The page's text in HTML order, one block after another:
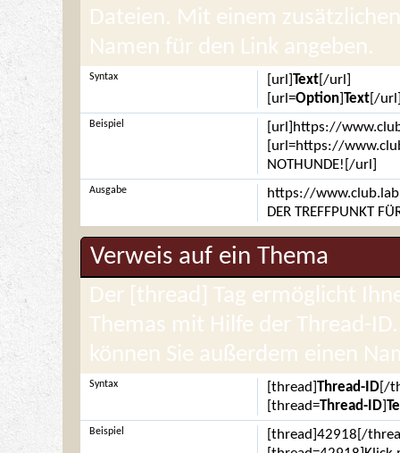
Dateien. Mit einem
Namen für den Link angeben.
[url]Text[/url]
[url=Option]Text[/
Syntax
[url]https://
[url=https://
NOTHUNDE![/url]
Beispiel
https://
DER TREFFPUNKT
Ausgabe
Verweis auf ein Thema
Der [thread] Tag ermöglicht
Themas mit Hilfe der Thread-
können Sie außerdem einen
[thread]Thread-ID[/
[thread=Thread-ID]
Syntax
[thread]42918[/
Beispiel